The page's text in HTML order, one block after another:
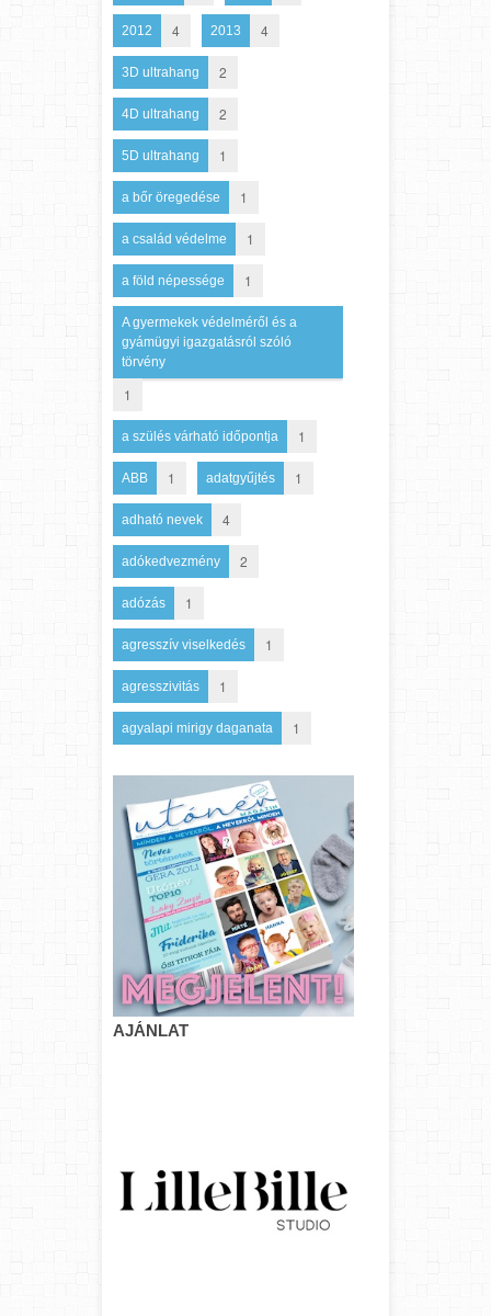
2012 4 2013 4
3D ultrahang 2
4D ultrahang 2
5D ultrahang 1
a bőr öregedése 1
a család védelme 1
a föld népessége 1
A gyermekek védelméről és a
gyámügyi igazgatásról szóló
törvény
1
a szülés várható időpontja 1
ABB 1 adatgyűjtés 1
adható nevek 4
adókedvezmény 2
adózás 1
agresszív viselkedés 1
agresszivitás 1
agyalapi mirigy daganata 1
AJÁNLAT